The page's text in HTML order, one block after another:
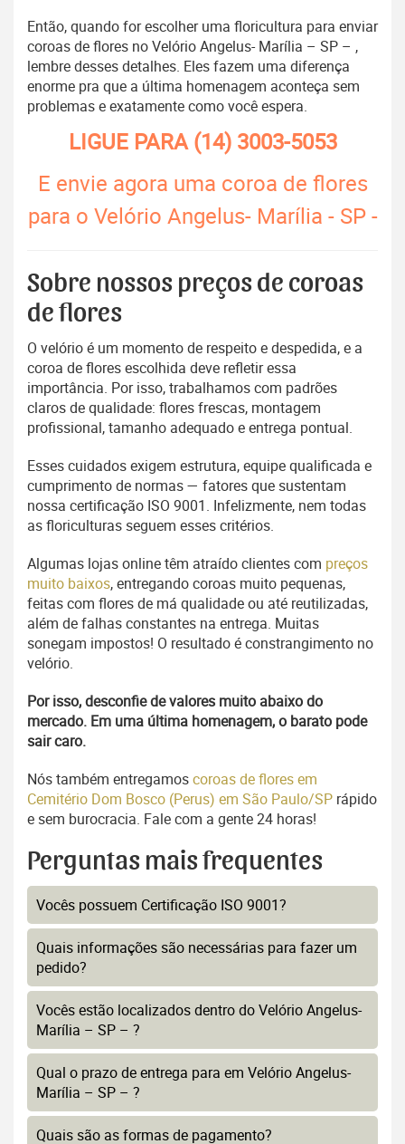
Então, quando for escolher uma floricultura para enviar
coroas de flores no Velório Angelus- Marília – SP – ,
lembre desses detalhes. Eles fazem uma diferença
enorme pra que a última homenagem aconteça sem
problemas e exatamente como você espera.
LIGUE PARA(14) 3003-5053
E envie agora uma coroa de flores
para o Velório Angelus- Marília - SP -
Sobre nossos preços de coroas
de flores
O velório é um momento de respeito e despedida, e a
coroa de flores escolhida deve refletir essa
importância. Por isso, trabalhamos com padrões
claros de qualidade: flores frescas, montagem
profissional, tamanho adequado e entrega pontual.
Esses cuidados exigem estrutura, equipe qualificada e
cumprimento de normas — fatores que sustentam
nossa certificação ISO 9001. Infelizmente, nem todas
as floriculturas seguem esses critérios.
Algumas lojas online têm atraído clientes com preços
muito baixos, entregando coroas muito pequenas,
feitas com flores de má qualidade ou até reutilizadas,
além de falhas constantes na entrega. Muitas
sonegam impostos! O resultado é constrangimento no
velório.
Por isso, desconfie de valores muito abaixo do
mercado. Em uma última homenagem, o barato pode
sair caro.
Nós também entregamoscoroas de flores em
Cemitério Dom Bosco (Perus) em São Paulo/SP rápido
e sem burocracia. Fale com a gente 24 horas!
Perguntas mais frequentes
Vocês possuem Certificação ISO 9001?
Quais informações são necessárias para fazer um
pedido?
Vocês estão localizados dentro do Velório Angelus-
Marília – SP – ?
Qual o prazo de entrega para em Velório Angelus-
Marília – SP – ?
Quais são as formas de pagamento?